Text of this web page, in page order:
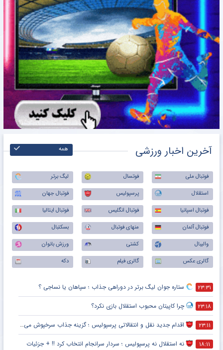
آخرین اخبار ورزشی همه
فوتبال ملی فوتسال
لیگ برتر
استقلال
پرسپولیس
فوتبال جهان
فوتبال اسپانیا
فوتبال انگلیس
فوتبال ایتالیا
فوتبال آلمان
منهای فوتبال
بسکتبال
والیبال
کشتی
ورزش بانوان
گالری عکس
گالری فیلم دکه
۲۳:۳۱ ستاره جوان لیگ برتر در دوراهی جذاب ؛ سپاهان یا نساجی ؟
۲۳:۱۸ چرا کاپیتان محبوب استقلال بازی نکرد؟
۲۳:۱۱ اقدام جدید نقل و انتقالاتی پرسپولیس ؛ گزینه جذاب سرخپوش می شود؟
۱۸:۱۱ نه استقلال نه پرسپولیس ؛ سردار سرانجام انتخاب کرد !! + جزئیات